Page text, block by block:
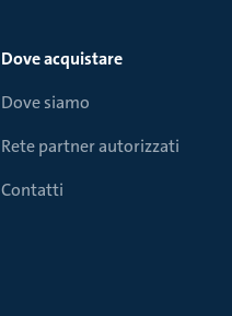
Dove acquistare
Dove siamo
Rete partner autorizzati
Contatti